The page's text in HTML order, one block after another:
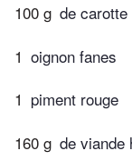
100 g de carotte
1 oignon fanes
1 piment rouge
160 g de